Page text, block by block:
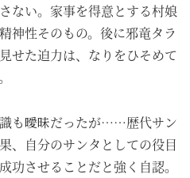
ない。家事を得意とする村娘
神性そのもの。後に邪竜タラ
せた迫力は、なりをひそめて
も曖昧だったが……歴代サン
、自分のサンタとしての役目
功させることだと強く自認。